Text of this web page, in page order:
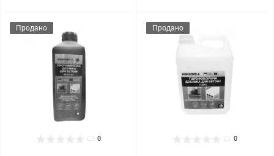
Продано
0
Продано
0